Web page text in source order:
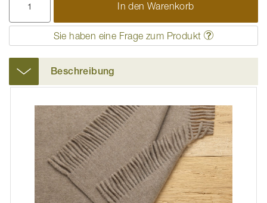
In den Warenkorb
Sie haben eine Frage zum Produkt
Beschreibung